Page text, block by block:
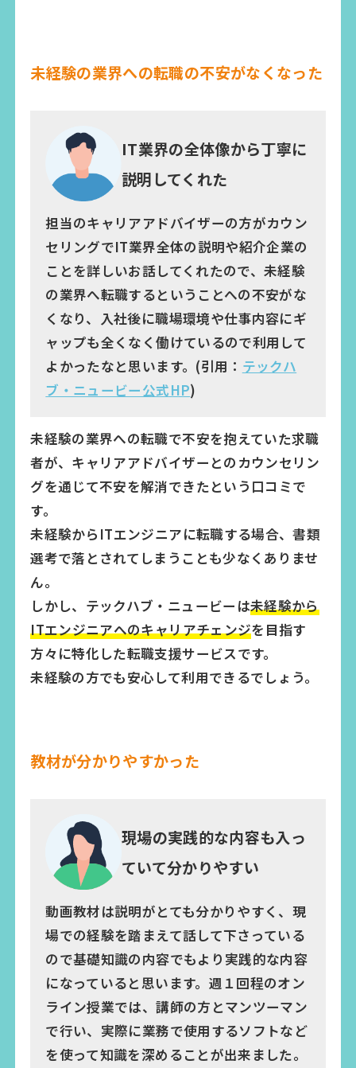
未経験の業界への転職の不安がなくなった
IT業界の全体像から丁寧に
説明してくれた
担当のキャリアアドバイザーの方がカウン
セリングでIT業界全体の説明や紹介企業の
ことを詳しいお話してくれたので、未経験
の業界へ転職するということへの不安がな
くなり、入社後に職場環境や仕事内容にギ
ャップも全くなく働けているので利用して
よかったなと思います。(引用： テックハ
ブ・ニュービー公式HP)
未経験の業界への転職で不安を抱えていた求職
者が、キャリアアドバイザーとのカウンセリン
グを通じて不安を解消できたという口コミで
す。
未経験からITエンジニアに転職する場合、書類
選考で落とされてしまうことも少なくありませ
ん。
しかし、テックハブ・ニュービーは未経験から
ITエンジニアへのキャリアチェンジを目指す
方々に特化した転職支援サービスです。
未経験の方でも安心して利用できるでしょう。
教材が分かりやすかった
現場の実践的な内容も入っ
ていて分かりやすい
動画教材は説明がとても分かりやすく、現
場での経験を踏まえて話して下さっている
ので基礎知識の内容でもより実践的な内容
になっていると思います。週１回程のオン
ライン授業では、講師の方とマンツーマン
で行い、実際に業務で使用するソフトなど
を使って知識を深めることが出来ました。